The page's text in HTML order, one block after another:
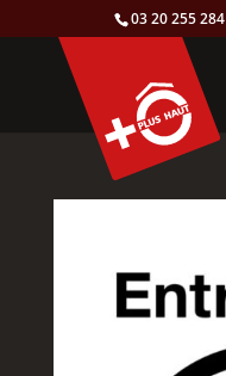
03 20 255 284